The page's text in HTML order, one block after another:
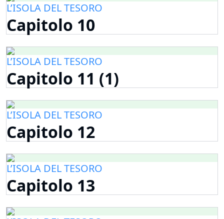
L’ISOLA DEL TESORO
Capitolo 10
L’ISOLA DEL TESORO
Capitolo 11 (1)
L’ISOLA DEL TESORO
Capitolo 12
L’ISOLA DEL TESORO
Capitolo 13